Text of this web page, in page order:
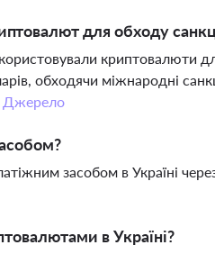
для обходу
криптовалюти
обходячи міжнародні
Джерело
засобом в Україні
в Україні?